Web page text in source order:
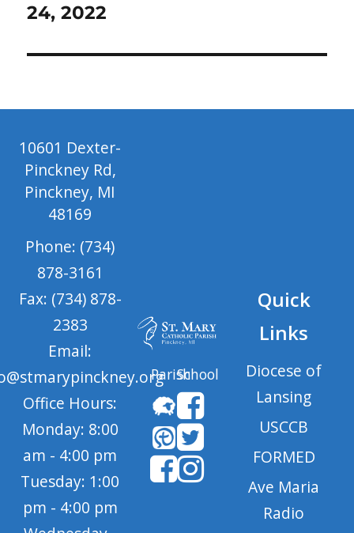
24, 2022
10601 Dexter-
Pinckney Rd,
Pinckney, MI
48169
Phone: (734)
878-3161
Fax: (734) 878-
2383
Email:
Office Hours:
Monday: 8:00
am - 4:00 pm
Tuesday: 1:00
pm - 4:00 pm
ParishSchool
Quick
Links
Diocese of
Lansing
USCCB
FORMED
Ave Maria
Radio